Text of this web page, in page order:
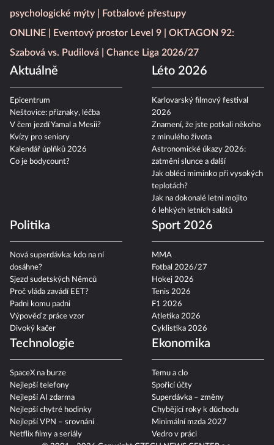
psychologické mýty
Fotbalové přestupy
ONLINE
Eventový prostor Level 9
OKTAGON 92:
Szabová vs. Pudilová
Chance Liga 2026/27
Aktuálně
Epicentrum
Neštovice: příznaky, léčba
V čem jezdí Yamal a Mesii?
Kvízy pro seniory
Kalendář úplňků 2026
Co je bodycount?
Léto 2026
Karlovarský filmový festival
2026
Znamení, že jste potkali někoho
z minulého života
Astronomické úkazy 2026:
zatmění slunce a další
Jak obléci miminko při vysokých
teplotách?
Jak na dokonalé letní mojito
6 lehkých letních salátů
Politika
Nová superdávka: kdo na ní
dosáhne?
Sjezd sudetských Němců
Proč vláda zavádí EET?
Padni komu padni
Výpověď z práce vzor
Divoký kačer
Sport 2026
MMA
Fotbal 2026/27
Hokej 2026
Tenis 2026
F1 2026
Atletika 2026
Cyklistika 2026
Technologie
SpaceX na burze
Nejlepší telefony
Nejlepší AI zdarma
Nejlepší chytré hodinky
Nejlepší VPN – srovnání
Netflix filmy a seriály
Ekonomika
Temu a clo
Spořicí účty
Superdávka – změny
Chybějící roky k důchodu
Minimální mzda 2027
Vedro v práci